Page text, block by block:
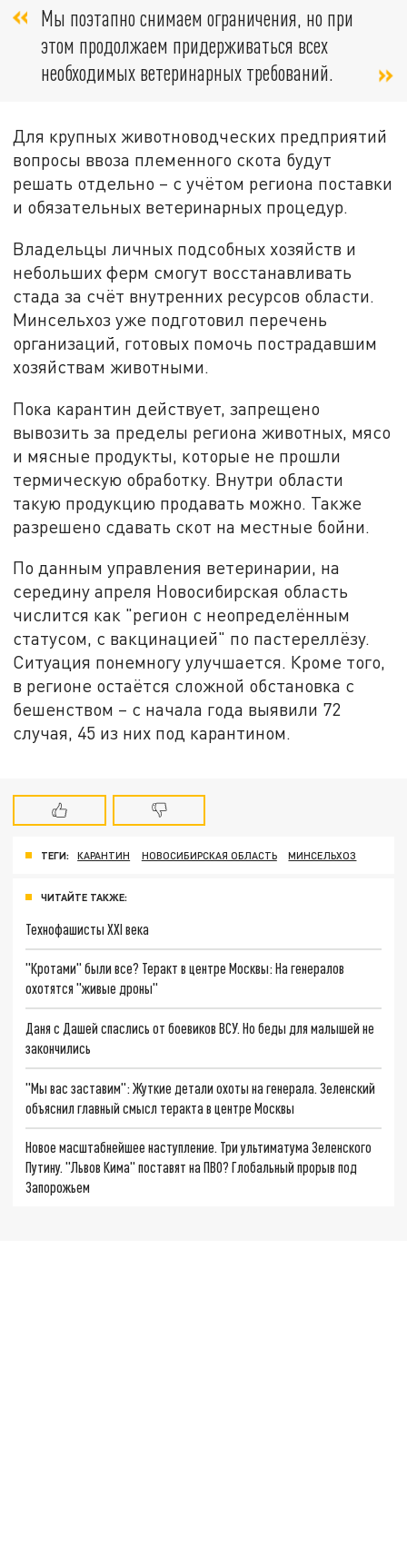
Мы поэтапно снимаем ограничения, но при
этом продолжаем придерживаться всех
необходимых ветеринарных требований.
Для крупных животноводческих предприятий
вопросы ввоза племенного скота будут
решать отдельно – с учётом региона поставки
и обязательных ветеринарных процедур.
Владельцы личных подсобных хозяйств и
небольших ферм смогут восстанавливать
стада за счёт внутренних ресурсов области.
Минсельхоз уже подготовил перечень
организаций, готовых помочь пострадавшим
хозяйствам животными.
Пока карантин действует, запрещено
вывозить за пределы региона животных, мясо
и мясные продукты, которые не прошли
термическую обработку. Внутри области
такую продукцию продавать можно. Также
разрешено сдавать скот на местные бойни.
По данным управления ветеринарии, на
середину апреля Новосибирская область
числится как "регион с неопределённым
статусом, с вакцинацией" по пастереллёзу.
Ситуация понемногу улучшается. Кроме того,
в регионе остаётся сложной обстановка с
бешенством – с начала года выявили 72
случая, 45 из них под карантином.
ТЕГИ: КАРАНТИН НОВОСИБИРСКАЯ ОБЛАСТЬ МИНСЕЛЬХОЗ
ЧИТАЙТЕ ТАКЖЕ:
Технофашисты XXI века
"Кротами" были все? Теракт в центре Москвы: На генералов
охотятся "живые дроны"
Даня с Дашей спаслись от боевиков ВСУ. Но беды для малышей не
закончились
"Мы вас заставим": Жуткие детали охоты на генерала. Зеленский
объяснил главный смысл теракта в центре Москвы
Новое масштабнейшее наступление. Три ультиматума Зеленского
Путину. "Львов Кима" поставят на ПВО? Глобальный прорыв под
Запорожьем